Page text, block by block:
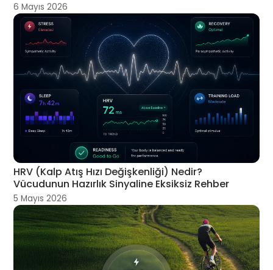
6 Mayıs 2026
HRV (Kalp Atış Hızı Değişkenliği) Nedir?
Vücudunun Hazırlık Sinyaline Eksiksiz Rehber
5 Mayıs 2026